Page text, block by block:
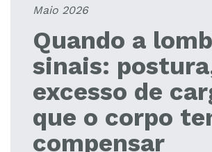
Maio 2026
Quando a
sinais:
excesso de
que o corpo
compensar